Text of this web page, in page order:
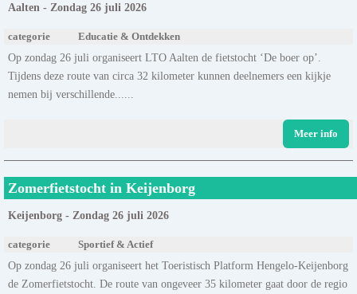
Aalten - Zondag 26 juli 2026
categorie Educatie & Ontdekken
Op zondag 26 juli organiseert LTO Aalten de fietstocht ‘De boer op’.
Tijdens deze route van circa 32 kilometer kunnen deelnemers een kijkje
nemen bij verschillende......
Meer info
Zomerfietstocht in Keijenborg
Keijenborg - Zondag 26 juli 2026
categorie Sportief & Actief
Op zondag 26 juli organiseert het Toeristisch Platform Hengelo-Keijenborg
de Zomerfietstocht. De route van ongeveer 35 kilometer gaat door de regio